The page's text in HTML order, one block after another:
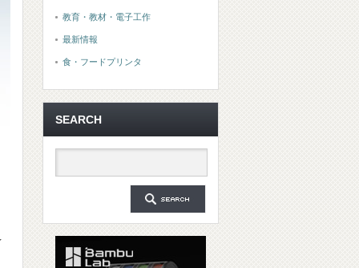
教育・教材・電子工作
最新情報
食・フードプリンタ
SEARCH